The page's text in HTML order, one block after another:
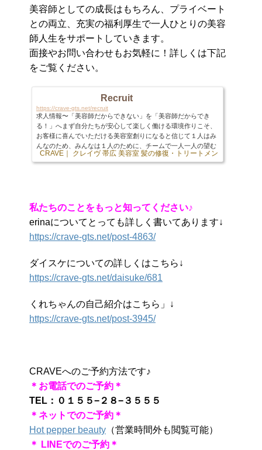
美容師としての成長はもちろん、プライベート
との両立、充実の福利厚生で一人ひとりの美容
師人生をサポートしていきます。
面接やお問い合わせもお気軽に！詳しくは下記
をご覧ください。
Recruit
https://crave-gts.net/recruit
求人情報〜「美容師だからできない」を「美容師だからでき
る！」へまず自分たちが安心して楽しく働ける環境作りこそ、
お客様に喜んでいただける美容室創りになると信じて１人はみ
んなのため、みんなは１人のために、チームで一人一人の望む
働き方を実現していきます。これまでに、今現在、このように
感じたことはありませんか？・プライベートの時間が全然とれ
CRAVE｜ クレイヴ 帯広 美容室 髪の修復・トリートメント専門店
私たちのことをもっと知ってください♪
erinaについてとっても詳しく書いてあります↓
https://crave-gts.net/post-4863/
ダイスケについての詳しくはこちら↓
https://crave-gts.net/daisuke/681
くれちゃんの自己紹介はこちら」↓
https://crave-gts.net/post-3945/
CRAVEへのご予約方法です♪
＊お電話でのご予約＊
TEL：０１５５−２８−３５５５
＊ネットでのご予約＊
Hot pepper beauty （営業時間外も閲覧可能）
＊ LINEでのご予約＊